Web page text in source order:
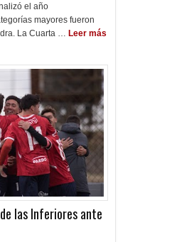
el año
mayores fueron
La Cuarta … Leer más
las Inferiores ante